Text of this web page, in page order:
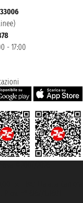
- 17:00